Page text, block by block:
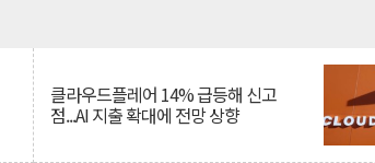
클라우드플레어 14% 급등해 신고
점...AI 지출 확대에 전망 상향